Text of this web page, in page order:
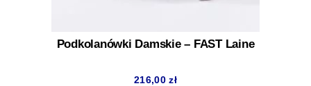
Podkolanówki Damskie – FAST Laine
216,00zł